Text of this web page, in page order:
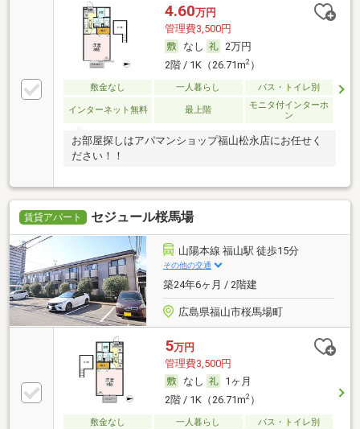
4.60万円
管理費3,500円
なし
2万円
2階 / 1K（26.71m2）
敷金なし 一人暮らし バス・トイレ別
インターネット無料 最上階
モニタ付インターホ
ン
お部屋探しはアパマンショップ福山松永店にお任せく
ださい！！
賃貸アパート セジュール桜馬場
山陽本線 福山駅 徒歩15分
その他の交通
築24年6ヶ月 / 2階建
広島県福山市桜馬場町
5万円
管理費3,500円
なし
1ヶ月
2階 / 1K（26.71m2）
敷金なし 一人暮らし
バス・トイレ別